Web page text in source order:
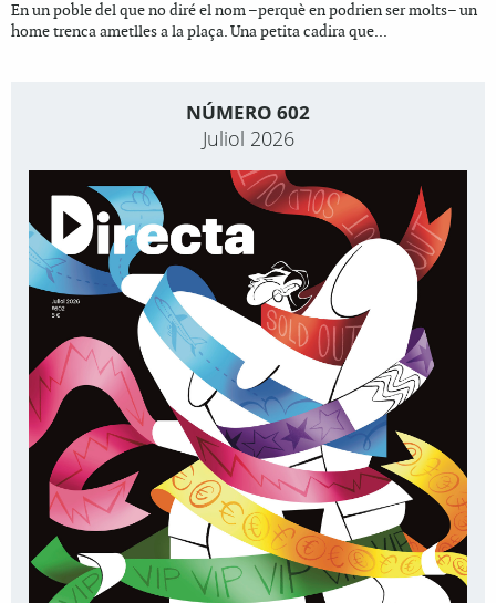
En un poble del que no diré el nom –perquè en podrien ser molts– un
home trenca ametlles a la plaça. Una petita cadira que...
NÚMERO 602
Juliol 2026